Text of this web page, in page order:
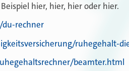
hier, hier, hier oder hier.
rechner
ruhegehalt-
beamter.html